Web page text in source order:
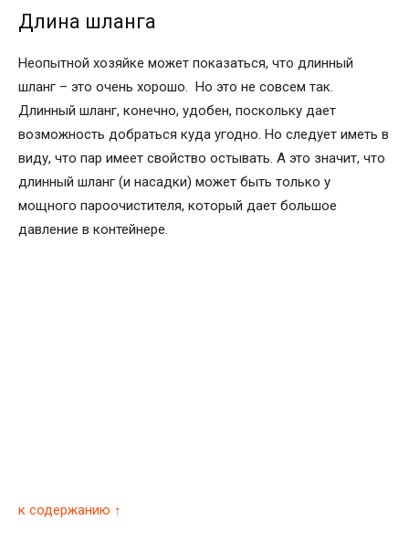
Длина шланга
Неопытной хозяйке может показаться, что длинный
шланг – это очень хорошо. Но это не совсем так.
Длинный шланг, конечно, удобен, поскольку дает
возможность добраться куда угодно. Но следует иметь в
виду, что пар имеет свойство остывать. А это значит, что
длинный шланг (и насадки) может быть только у
мощного пароочистителя, который дает большое
давление в контейнере.
к содержанию ↑